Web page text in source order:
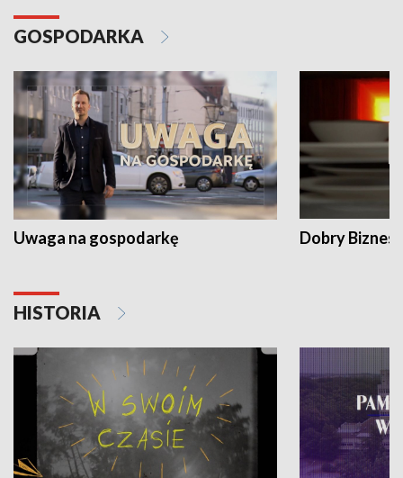
GOSPODARKA
Uwaga na gospodarkę Dobry Biznes
HISTORIA